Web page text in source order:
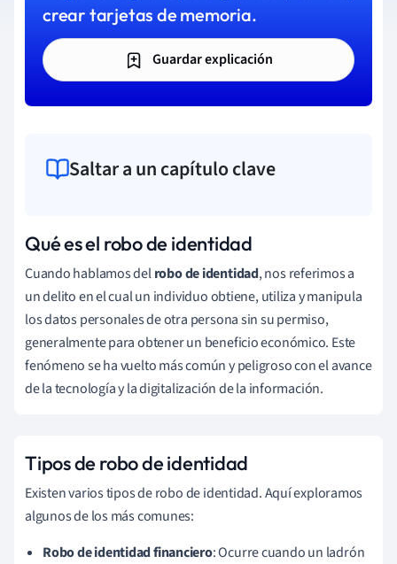
crear tarjetas de memoria.
Guardar explicación
Saltar a un capítulo clave
Qué es el robo de identidad
Cuando hablamos delrobo de identidad, nos referimos a
un delito en el cual un individuo obtiene, utiliza y manipula
los datos personales de otra persona sin su permiso,
generalmente para obtener un beneficio económico. Este
fenómeno se ha vuelto más común y peligroso con el avance
de la tecnología y la digitalización de la información.
Tipos de robo de identidad
Existen varios tipos de robo de identidad. Aquí exploramos
algunos de los más comunes:
Robo de identidad financiero: Ocurre cuando un ladrón